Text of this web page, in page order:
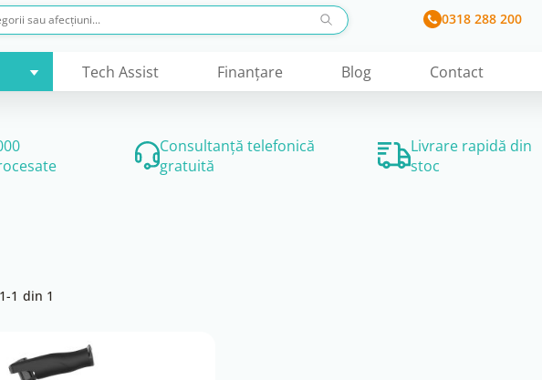
0318 288 200
Tech Assist Finanţare Blog Contact
Consultanță telefonică
gratuită
Livrare rapidă din
stoc
1 din 1